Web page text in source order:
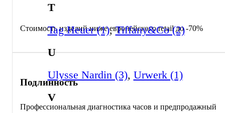
T
Tag Heuer (1),Tiffany&Co (2)
U
Ulysse Nardin (3), Urwerk (1)
V
Стоимость изделий ниже европейского retail до -70%
Подлинность
Профессиональная диагностика часов и предпродажный